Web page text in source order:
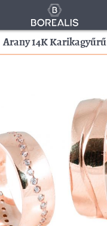
Arany 14K Karikagyűrű